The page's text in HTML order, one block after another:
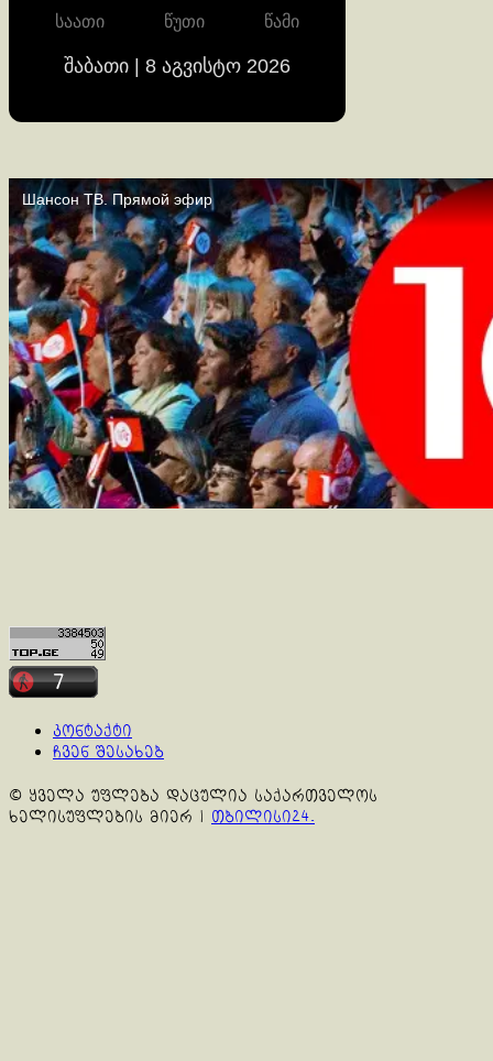
საათი წუთი წამი
შაბათი | 8 აგვისტო 2026
კონტაქტი
ჩვენ შესახებ
© ყველა უფლება დაცულია საქართველოს
ხელისუფლების მიერ | თბილისი24.